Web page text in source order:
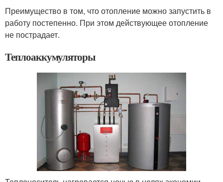
Преимущество в том, что отопление можно запустить в
работу постепенно. При этом действующее отопление
не пострадает.
Теплоаккумуляторы